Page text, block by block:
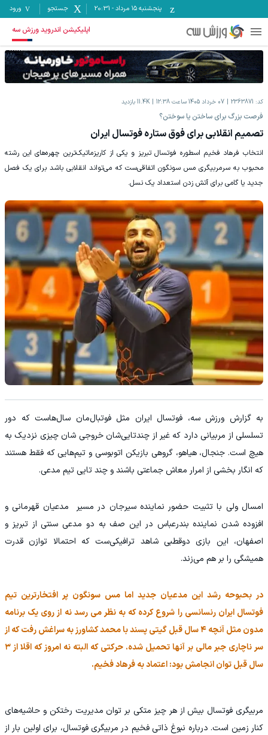
پنجشنبه ۱۵ مرداد -
20:31 جستجو ورود
اپلیکیشن اندروید ورزش سه
کد: 2363871 07 خرداد 1405 ساعت 12:38 11.4K بازدید
فرصت بزرگ برای ساختن یا سوختن؟
تصمیم انقلابی برای فوق ستاره فوتسال ایران
انتخاب فرهاد فخیم اسطوره فوتسال تبریز و یکی از کاریزماتیک‌ترین چهره‌های این رشته
محبوب به سرمربیگری مس سونگون اتفاقی‌ست که می‌تواند انقلابی باشد برای یک فصل
جدید یا گامی برای آتش زدن استعداد یک نسل.
به گزارش ورزش سه، فوتسال ایران مثل فوتبال‌مان سال‌هاست که دور
تسلسلی از مربیانی دارد که غیر از چندتایی‌شان خروجی شان چیزی نزدیک به
هیچ است. جنجال، هیاهو، گروهی بازیکن اتوبوسی و تیم‌هایی که فقط هستند
که انگار بخشی از امرار معاش جماعتی باشند و چند تایی تیم مدعی.
امسال ولی با تثبیت حضور نماینده سیرجان در مسیر مدعیان قهرمانی و
افزوده شدن نماینده بندرعباس در این صف به دو مدعی سنتی از تبریز و
اصفهان، این بازی دوقطبی شاهد ترافیکی‌ست که احتمالا توازن قدرت
همیشگی را بر هم می‌زند.
در بحبوحه رشد این مدعیان جدید اما مس سونگون پر افتخارترین تیم
فوتسال ایران رنسانسی را شروع کرده که به نظر می رسد نه از روی یک برنامه
مدون مثل آنچه ۴ سال قبل گیتی پسند با محمد کشاورز به سراغش رفت که از
سر ناچاری جبر مالی بر آنها تحمیل شده. حرکتی که البته نه امروز که اقلا از ۳
سال قبل توان انجامش بود: اعتماد به فرهاد فخیم.
مربیگری فوتسال بیش از هر چیز متکی بر توان مدیریت رختکن و حاشیه‌های
کنار زمین است. درباره نبوغ ذاتی فخیم در مربیگری فوتسال، برای اولین بار از